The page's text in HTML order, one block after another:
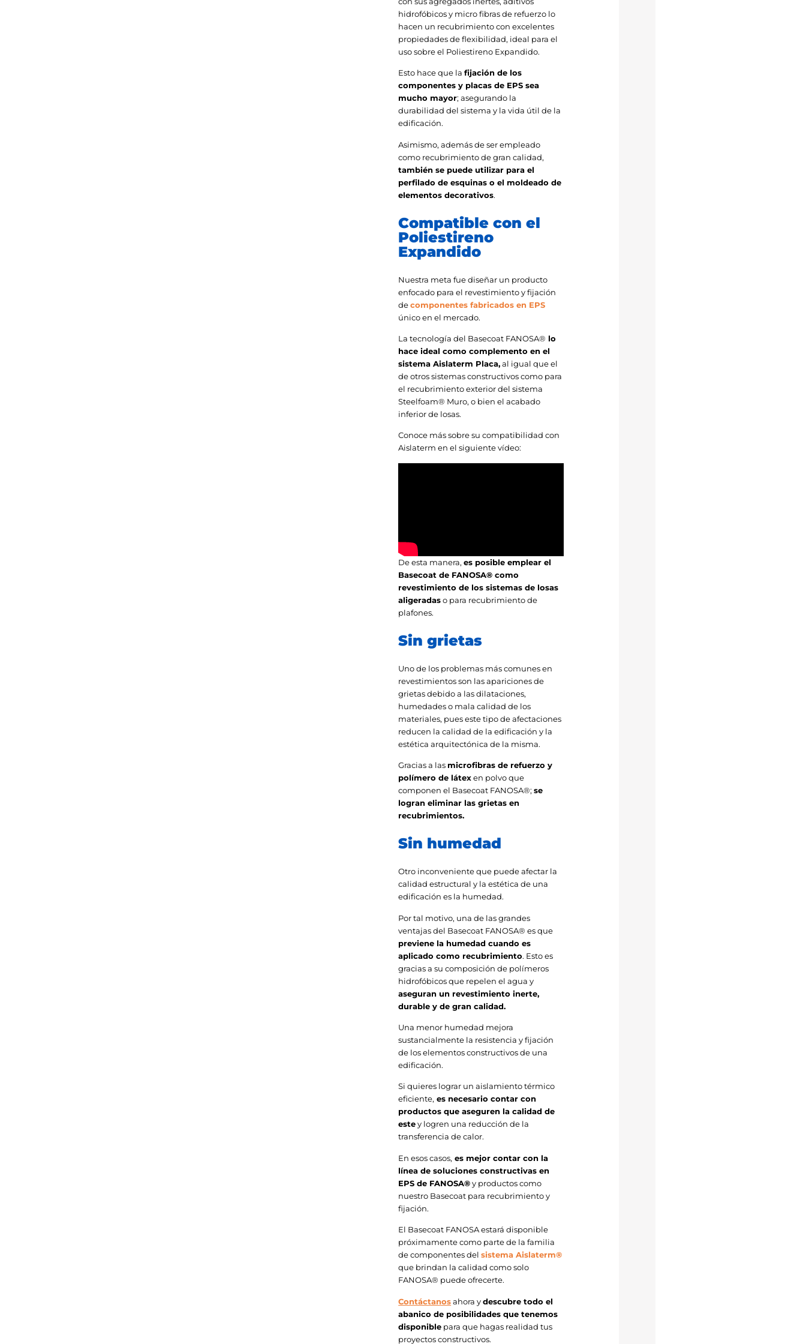
hidrofóbicos y micro fibras de refuerzo lo
hacen un recubrimiento con excelentes
propiedades de flexibilidad, ideal para el
uso sobre el Poliestireno Expandido.
Esto hace que lafijación de los
componentes y placas de EPS sea
mucho mayor; asegurando la
durabilidad del sistema y la vida útil de la
edificación.
Asimismo, además de ser empleado
como recubrimiento de gran calidad,
también se puede utilizar para el
perfilado de esquinas o el moldeado de
elementos decorativos.
Compatible con el
Poliestireno
Expandido
Nuestra meta fue diseñar un producto
enfocado para el revestimiento y fijación
decomponentes fabricados en EPS
único en el mercado.
La tecnología del Basecoat FANOSA® lo
hace ideal como complemento en el
sistema Aislaterm Placa, al igual que el
de otros sistemas constructivos como para
el recubrimiento exterior del sistema
Steelfoam® Muro, o bien el acabado
inferior de losas.
Conoce más sobre su compatibilidad con
Aislaterm en el siguiente vídeo:
De esta manera,es posible emplear el
Basecoat de FANOSA® como
revestimiento de los sistemas de losas
aligeradas o para recubrimiento de
plafones.
Sin grietas
Uno de los problemas más comunes en
revestimientos son las apariciones de
grietas debido a las dilataciones,
humedades o mala calidad de los
materiales, pues este tipo de afectaciones
reducen la calidad de la edificación y la
estética arquitectónica de la misma.
Gracias a las microfibras de refuerzo y
polímero de látex en polvo que
componen el Basecoat FANOSA®;se
logran eliminar las grietas en
recubrimientos.
Sin humedad
Otro inconveniente que puede afectar la
calidad estructural y la estética de una
edificación es la humedad.
Por tal motivo, una de las grandes
ventajas del Basecoat FANOSA® es que
previene la humedad cuando es
aplicado como recubrimiento. Esto es
gracias a su composición de polímeros
hidrofóbicos que repelen el agua y
aseguran un revestimiento inerte,
durable y de gran calidad.
Una menor humedad mejora
sustancialmente la resistencia y fijación
de los elementos constructivos de una
edificación.
Si quieres lograr un aislamiento térmico
eficiente, es necesario contar con
productos que aseguren la calidad de
este y logren una reducción de la
transferencia de calor.
En esos casos, es mejor contar con la
línea de soluciones constructivas en
EPS de FANOSA® y productos como
nuestro Basecoat para recubrimiento y
fijación.
El Basecoat FANOSA estará disponible
próximamente como parte de la familia
de componentes delsistema Aislaterm®
que brindan la calidad como solo
FANOSA® puede ofrecerte.
Contáctanos ahora ydescubre todo el
abanico de posibilidades que tenemos
disponible para que hagas realidad tus
proyectos constructivos.